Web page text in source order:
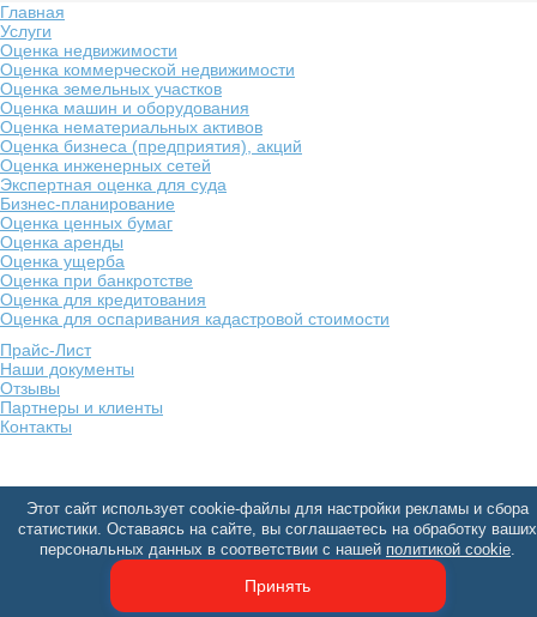
Главная
Услуги
Оценка недвижимости
Оценка коммерческой недвижимости
Оценка земельных участков
Оценка машин и оборудования
Оценка нематериальных активов
Оценка бизнеса (предприятия), акций
Оценка инженерных сетей
Экспертная оценка для суда
Бизнес-планирование
Оценка ценных бумаг
Оценка аренды
Оценка ущерба
Оценка при банкротстве
Оценка для кредитования
Оценка для оспаривания кадастровой стоимости
Прайс-Лист
Наши документы
Отзывы
Партнеры и клиенты
Контакты
Этот сайт использует cookie-файлы для настройки рекламы и сбора
статистики. Оставаясь на сайте, вы соглашаетесь на обработку ваших
персональных данных в соответствии с нашей политикой cookie.
Принять